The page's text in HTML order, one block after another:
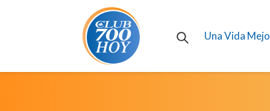
Una Vida